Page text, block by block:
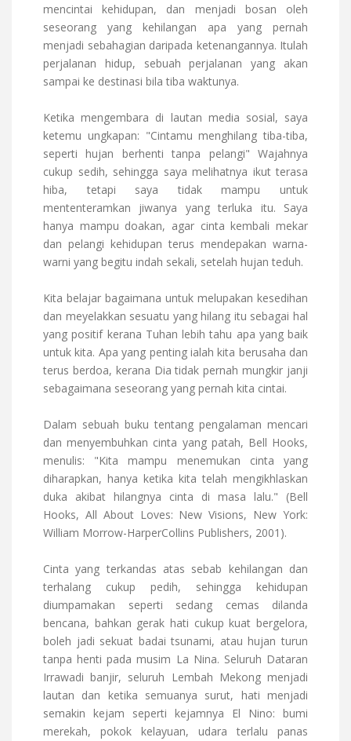
mencintai kehidupan, dan menjadi bosan oleh
seseorang yang kehilangan apa yang pernah
menjadi sebahagian daripada ketenangannya. Itulah
perjalanan hidup, sebuah perjalanan yang akan
sampai ke destinasi bila tiba waktunya.
Ketika mengembara di lautan media sosial, saya
ketemu ungkapan: "Cintamu menghilang tiba-tiba,
seperti hujan berhenti tanpa pelangi" Wajahnya
cukup sedih, sehingga saya melihatnya ikut terasa
hiba, tetapi saya tidak mampu untuk
mententeramkan jiwanya yang terluka itu. Saya
hanya mampu doakan, agar cinta kembali mekar
dan pelangi kehidupan terus mendepakan warna-
warni yang begitu indah sekali, setelah hujan teduh.
Kita belajar bagaimana untuk melupakan kesedihan
dan meyelakkan sesuatu yang hilang itu sebagai hal
yang positif kerana Tuhan lebih tahu apa yang baik
untuk kita. Apa yang penting ialah kita berusaha dan
terus berdoa, kerana Dia tidak pernah mungkir janji
sebagaimana seseorang yang pernah kita cintai.
Dalam sebuah buku tentang pengalaman mencari
dan menyembuhkan cinta yang patah, Bell Hooks,
menulis: "Kita mampu menemukan cinta yang
diharapkan, hanya ketika kita telah mengikhlaskan
duka akibat hilangnya cinta di masa lalu." (Bell
Hooks, All About Loves: New Visions, New York:
William Morrow-HarperCollins Publishers, 2001).
Cinta yang terkandas atas sebab kehilangan dan
terhalang cukup pedih, sehingga kehidupan
diumpamakan seperti sedang cemas dilanda
bencana, bahkan gerak hati cukup kuat bergelora,
boleh jadi sekuat badai tsunami, atau hujan turun
tanpa henti pada musim La Nina. Seluruh Dataran
Irrawadi banjir, seluruh Lembah Mekong menjadi
lautan dan ketika semuanya surut, hati menjadi
semakin kejam seperti kejamnya El Nino: bumi
merekah, pokok kelayuan, udara terlalu panas